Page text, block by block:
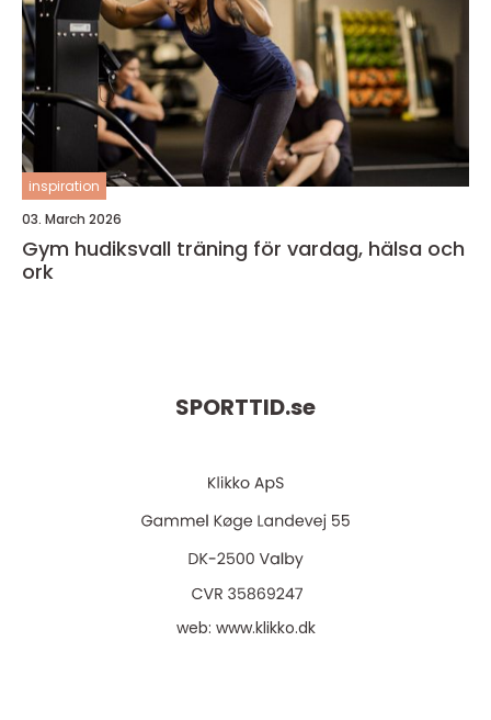
inspiration
03. March 2026
Gym hudiksvall träning för vardag, hälsa och
ork
SPORTTID.se
web: www.klikko.dk